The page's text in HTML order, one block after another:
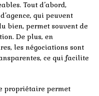
Tout d’abord,
qui peuvent
bien, permet souvent de
De plus, en
les négociations sont
ce qui facilite
propriétaire permet